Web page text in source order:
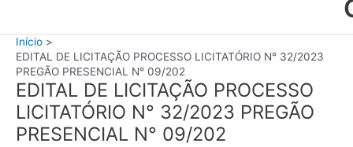
Início
EDITAL DE LICITAÇÃO PROCESSO LICITATÓRIO N° 32/2023
PREGÃO PRESENCIAL N° 09/202
EDITAL DE LICITAÇÃO PROCESSO
LICITATÓRIO N° 32/2023 PREGÃO
PRESENCIAL N° 09/202